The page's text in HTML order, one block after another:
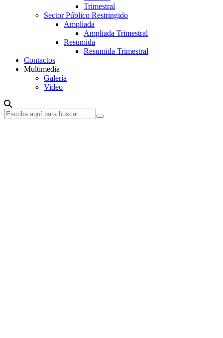
Trimestral
Sector Público Restringido
Ampliada
Ampliada Trimestral
Resumida
Resumida Trimestral
Contactos
Multimedia
Galería
Video